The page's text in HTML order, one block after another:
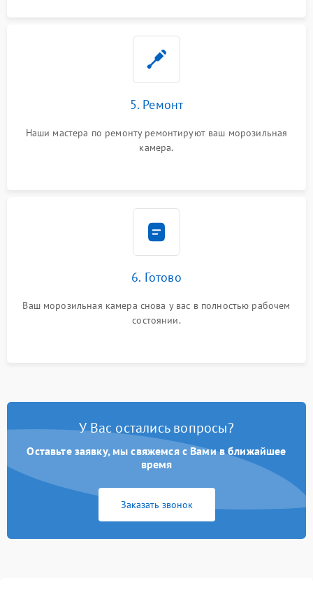
5. Ремонт
Наши мастера по ремонту ремонтируют ваш морозильная
камера.
6. Готово
Ваш морозильная камера снова у вас в полностью рабочем
состоянии.
У Вас остались вопросы?
Оставьте заявку, мы свяжемся с Вами в ближайшее
время
Заказать звонок